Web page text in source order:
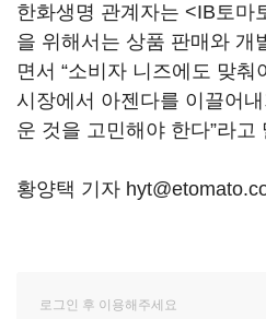
한화생명 관계자는 <IB토마
을 위해서는 상품 판매와 개
면서 “소비자 니즈에도 맞춰
시장에서 아젠다를 이끌어
운 것을 고민해야 한다”라고
황양택 기자